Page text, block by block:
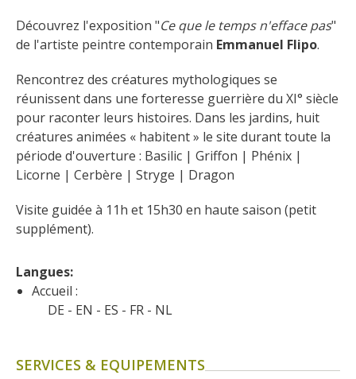
Découvrez l'exposition "Ce que le temps n'efface pas"
de l'artiste peintre contemporain Emmanuel Flipo.
Rencontrez des créatures mythologiques se
réunissent dans une forteresse guerrière du XI° siècle
pour raconter leurs histoires. Dans les jardins, huit
créatures animées « habitent » le site durant toute la
période d'ouverture : Basilic | Griffon | Phénix |
Licorne | Cerbère | Stryge | Dragon
Visite guidée à 11h et 15h30 en haute saison (petit
supplément).
Langues:
Accueil :
DE
EN ES FR NL
SERVICES & EQUIPEMENTS